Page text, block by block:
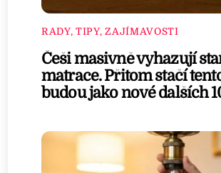
RADY, TIPY, ZAJÍMAVOSTI
Češi masivně vyhazují
matrace. Přitom stačí
budou jako nové dalších